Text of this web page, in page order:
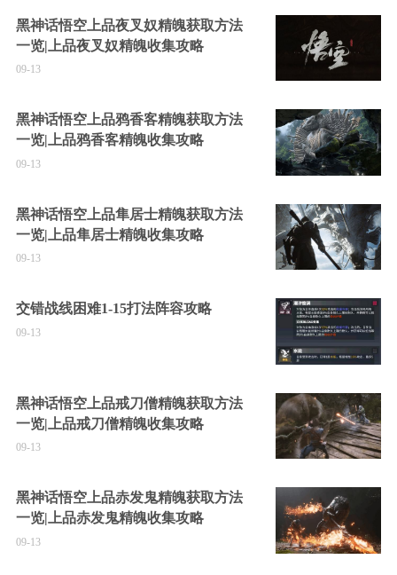
黑神话悟空上品夜叉奴精魄获取方法
一览|上品夜叉奴精魄收集攻略
09-13
黑神话悟空上品鸦香客精魄获取方法
一览|上品鸦香客精魄收集攻略
09-13
黑神话悟空上品隼居士精魄获取方法
一览|上品隼居士精魄收集攻略
09-13
交错战线困难1-15打法阵容攻略
09-13
黑神话悟空上品戒刀僧精魄获取方法
一览|上品戒刀僧精魄收集攻略
09-13
黑神话悟空上品赤发鬼精魄获取方法
一览|上品赤发鬼精魄收集攻略
09-13